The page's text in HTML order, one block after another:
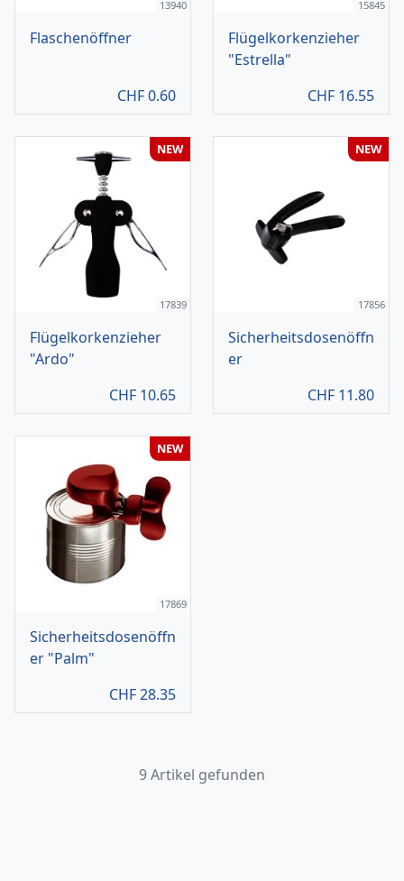
13940
Flaschenöffner
CHF0.60
15845
Flügelkorkenzieher
"Estrella"
CHF 16.55
17839
Flügelkorkenzieher
"Ardo"
CHF 10.65
NEW
17856
Sicherheitsdosenöffn
er
CHF 11.80
NEW
17869
Sicherheitsdosenöffn
er "Palm"
CHF28.35
NEW
9 Artikel gefunden